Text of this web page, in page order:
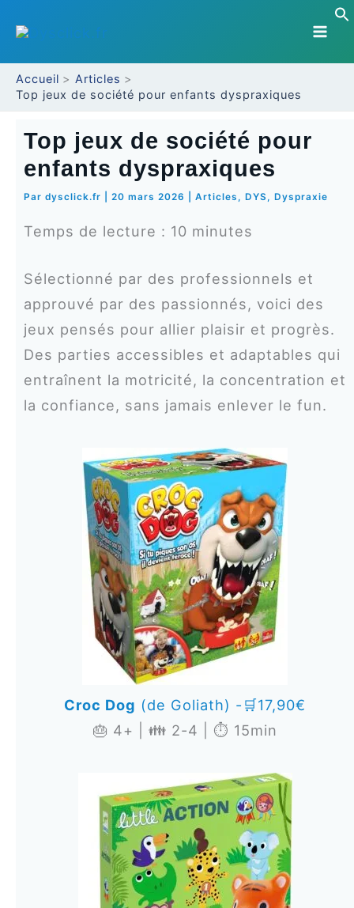
au
contenu
Accueil
Articles
Top jeux de société pour enfants dyspraxiques
Top jeux de société pour
enfants dyspraxiques
Par dysclick.fr 20 mars 2026 Articles , DYS , Dyspraxie
Temps de lecture : 10 minutes
Sélectionné par des professionnels et
approuvé par des passionnés, voici des
jeux pensés pour allier plaisir et progrès.
Des parties accessibles et adaptables qui
entraînent la motricité, la concentration et
la confiance, sans jamais enlever le fun.
Croc Dog (de Goliath) -🛒17,90€
🎂 4+ | 👪 2-4 | ⏱️ 15min